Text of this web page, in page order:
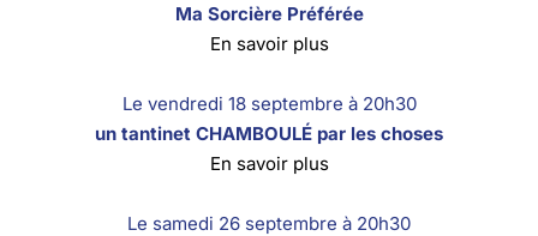
Ma Sorcière Préférée
En savoir plus
Le vendredi 18septembre à 20h30
un tantinet CHAMBOULÉ par les choses
En savoir plus
Le samedi 26 septembre à 20h30